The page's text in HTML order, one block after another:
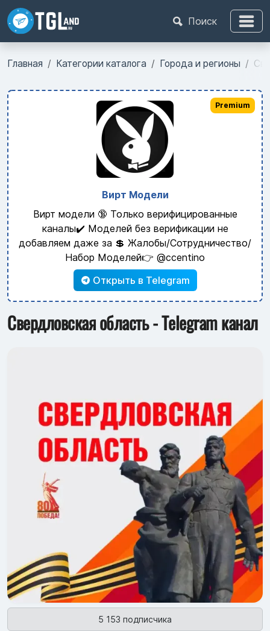
Поиск
Главная Категории каталога Города и регионы
Вирт Модели
Вирт модели 🔞 Только верифицированные
каналы✔️ Моделей без верификации не
добавляем даже за 💲 Жалобы/Сотрудничество/
Набор Моделей👉 @ccentino
Открыть в Telegram
Premium
Свердловская область - Telegram канал
5 153 подписчика